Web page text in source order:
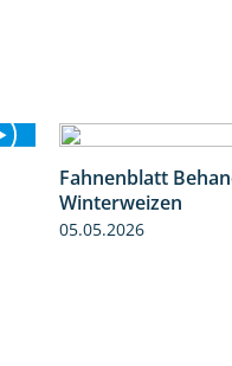
Fahnenblatt
Winterweizen
05.05.2026